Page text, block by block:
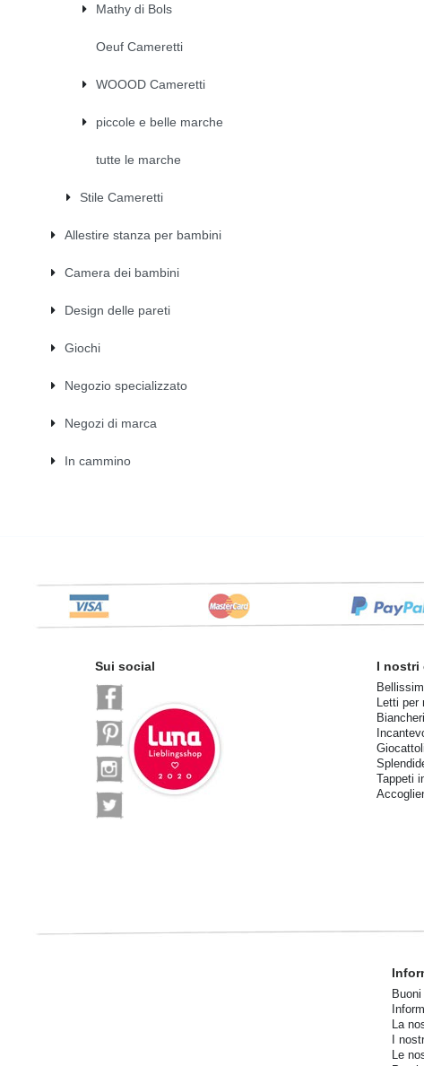
Mathy di Bols
Oeuf Cameretti
WOOOD Cameretti
piccole e belle marche
tutte le marche
Stile Cameretti
Allestire stanza per bambini
Camera dei bambini
Design delle pareti
Giochi
Negozio specializzato
Negozi di marca
In cammino
Sui social I nostri
Letti
Tappeti
La
I
Le